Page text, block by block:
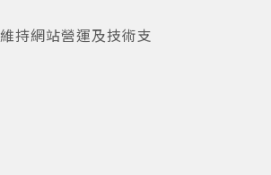
持網站營運及技術支